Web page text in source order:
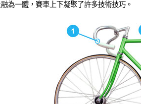
為一體，賽車上下凝聚了許多技術技巧。